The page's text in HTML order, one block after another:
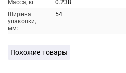
Масса, кг:
0.238
Ширина
упаковки,
мм:
54
Похожие товары